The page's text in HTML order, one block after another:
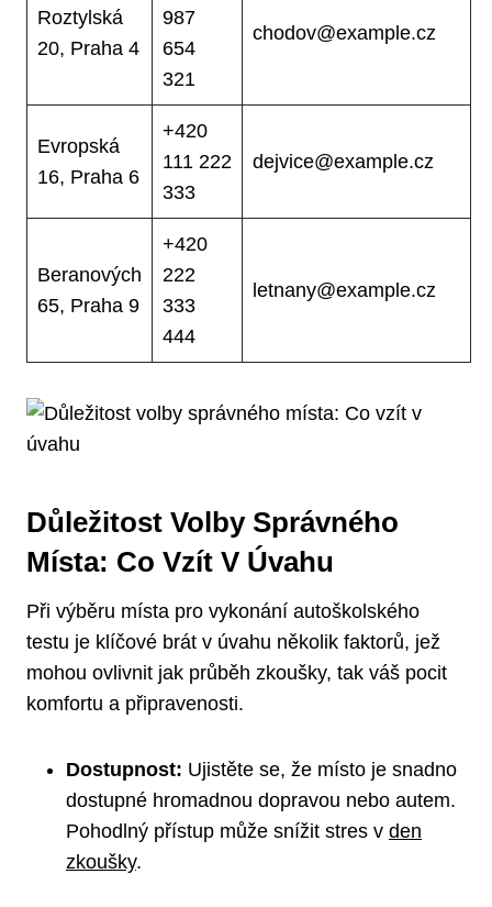
Roztylská
20, Praha 4
987
654
321
chodov@example.cz
Evropská
16, Praha 6
+420
111 222
333
dejvice@example.cz
Beranových
65, Praha 9
+420
222
333
444
letnany@example.cz
Důležitost Volby Správného
Místa: Co Vzít V Úvahu
Při výběru místa pro vykonání autoškolského
testu je klíčové brát v úvahu několik faktorů, jež
mohou ovlivnit jak průběh zkoušky, tak váš pocit
komfortu a připravenosti.
Dostupnost: Ujistěte se, že místo je snadno
dostupné hromadnou dopravou nebo autem.
Pohodlný přístup může snížit stres v den
zkoušky.